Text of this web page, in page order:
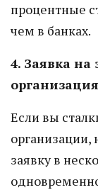
процентные
чем в банках.
4. Заявка на
Если вы
организации,
заявку в